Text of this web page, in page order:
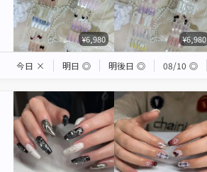
¥6,980 ¥6,980
今日 × 明日 ◎ 明後日 ◎ 08/10 ◎